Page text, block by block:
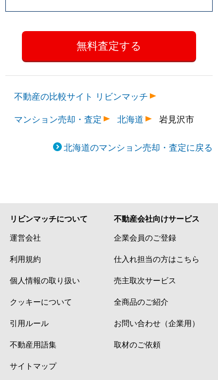
不動産の比較サイト リビンマッチ
マンション売却・査定
北海道 岩見沢市
北海道のマンション売却・査定に戻る
リビンマッチについて
運営会社
利用規約
個人情報の取り扱い
クッキーについて
引用ルール
不動産用語集
サイトマップ
不動産会社向けサービス
企業会員のご登録
仕入れ担当の方はこちら
売主取次サービス
全商品のご紹介
お問い合わせ（企業用）
取材のご依頼